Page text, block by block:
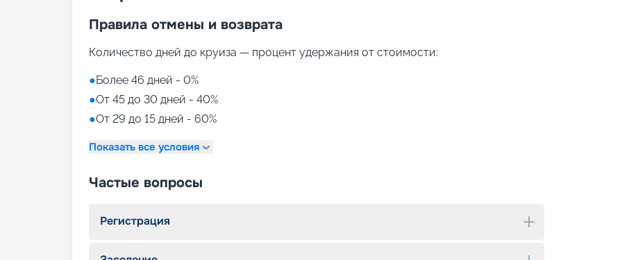
Правила отмены и возврата
Количество дней до круиза — процент удержания от стоимости:
●Более 46 дней - 0%
●От 45 до 30 дней - 40%
●От 29 до 15 дней - 60%
Показать все условия
Частые вопросы
Регистрация